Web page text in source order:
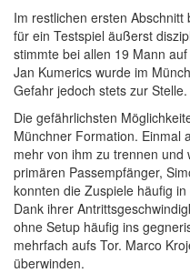
Im restlichen ersten
für ein Testspiel äußerst
stimmte bei allen 19 Mann
Jan Kumerics wurde im
Gefahr jedoch stets zur Stelle.
Die gefährlichsten
Münchner Formation. Einmal
mehr von ihm zu trennen
primären Passempfänger,
konnten die Zuspiele häufig
Dank ihrer
ohne Setup häufig ins
mehrfach aufs Tor. Marco
überwinden.